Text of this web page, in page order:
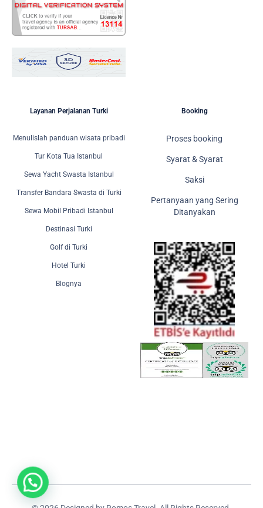
Layanan Perjalanan Turki
Menulislah panduan wisata pribadi
Tur Kota Tua Istanbul
Sewa Yacht Swasta Istanbul
Transfer Bandara Swasta di Turki
Sewa Mobil Pribadi Istanbul
Destinasi Turki
Golf di Turki
Hotel Turki
Blognya
Booking
Proses booking
Syarat & Syarat
Saksi
Pertanyaan yang Sering
Ditanyakan